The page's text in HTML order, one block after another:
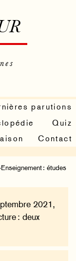
parutions
Quiz
Contact
: études
2021,
: deux